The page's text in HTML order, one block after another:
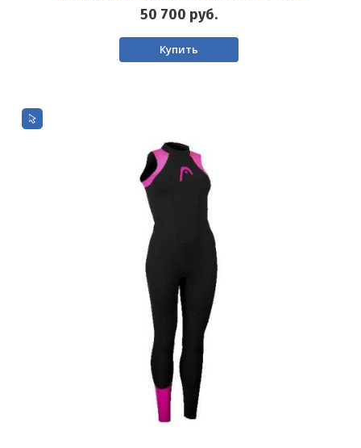
50 700 руб.
Купить